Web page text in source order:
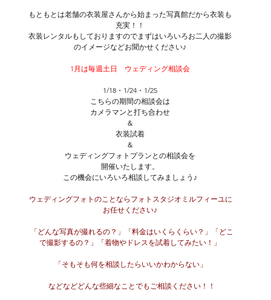
もともとは老舗の衣装屋さんから始まった写真館だから衣装も
充実！！
衣装レンタルもしておりますのでまずはいろいろお二人の撮影
のイメージなどお聞かせください♪
1月は毎週土日　ウェディング相談会
1/18・1/24・1/25
こちらの期間の相談会は
カメラマンと打ち合わせ
＆
衣装試着
＆
ウェディングフォトプランとの相談会を
開催いたします。
この機会にいろいろ相談してみましょう♪
ウェディングフォトのことならフォトスタジオミルフィーユに
お任せください♪
「どんな写真が撮れるの？」「料金はいくらくらい？」「どこ
で撮影するの？」「着物やドレスを試着してみたい！」
「そもそも何を相談したらいいかわからない」
などなどどんな些細なことでもご相談ください！！